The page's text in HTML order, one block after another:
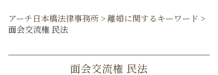
アーチ日本橋法律事務所 > 離婚に関するキーワード >
面会交流権 民法
面会交流権 民法